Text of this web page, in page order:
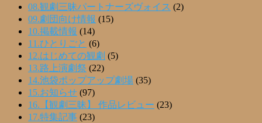
08.観劇三昧パートナーズヴォイス (2)
09.劇団向け情報 (15)
10.掲載情報 (14)
11.ひとりごと (6)
12.はじめての観劇 (5)
13.路上演劇祭 (22)
14.池袋ポップアップ劇場 (35)
15.お知らせ (97)
16.【観劇三昧】 作品レビュー (23)
17.特集記事 (23)